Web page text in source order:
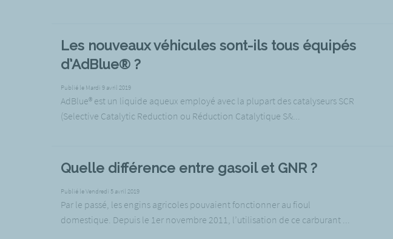
Les nouveaux véhicules sont-ils tous équipés
d’AdBlue® ?
Publié le Mardi 9 avril 2019
AdBlue® est un liquide aqueux employé avec la plupart des catalyseurs SCR
(Selective Catalytic Reduction ou Réduction Catalytique S&...
Quelle différence entre gasoil et GNR ?
Publié le Vendredi 5 avril 2019
Par le passé, les engins agricoles pouvaient fonctionner au fioul
domestique. Depuis le 1er novembre 2011, l’utilisation de ce carburant ...